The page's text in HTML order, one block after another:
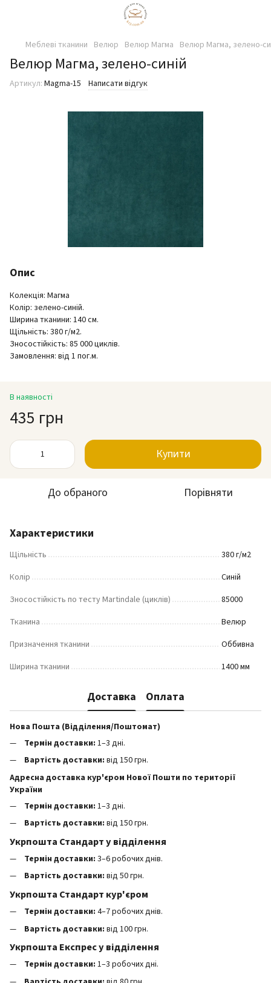
Меблеві тканини Велюр Велюр Магма Велюр Магма, зелено-
Велюр Магма, зелено-синій
Артикул: Magma-15 Написати відгук
Опис
Колекція: Магма
Колір: зелено-синій.
Ширина тканини: 140 см.
Щільність: 380 г/м2.
Зносостійкість: 85 000 циклів.
Замовлення: від 1 пог.м.
В наявності
435 грн
Купити
До обраного Порівняти
Характеристики
Щільність
380 г/м2
Колір
Синій
Зносостійкість по тесту Martindale (циклів)
85000
Тканина
Велюр
Призначення тканини
Оббивна
Ширина тканини
1400 мм
Доставка Оплата
Нова Пошта (Відділення/Поштомат)
Термін доставки: 1–3 дні.
Вартість доставки: від 150 грн.
Адресна доставка кур'єром Нової Пошти по території
України
Термін доставки: 1–3 дні.
Вартість доставки: від 150 грн.
Укрпошта Стандарт у відділення
Термін доставки: 3–6 робочих днів.
Вартість доставки: від 50 грн.
Укрпошта Стандарт кур'єром
Термін доставки: 4–7 робочих днів.
Вартість доставки: від 100 грн.
Укрпошта Експрес у відділення
Термін доставки: 1–3 робочих дні.